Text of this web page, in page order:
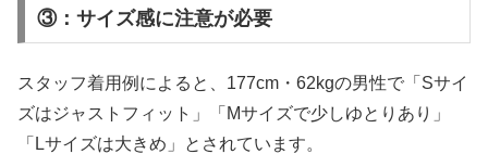
③：サイズ感に注意が必要
スタッフ着用例によると、177cm・62kgの男性で「Sサイ
ズはジャストフィット」「Mサイズで少しゆとりあり」
「Lサイズは大きめ」とされています。